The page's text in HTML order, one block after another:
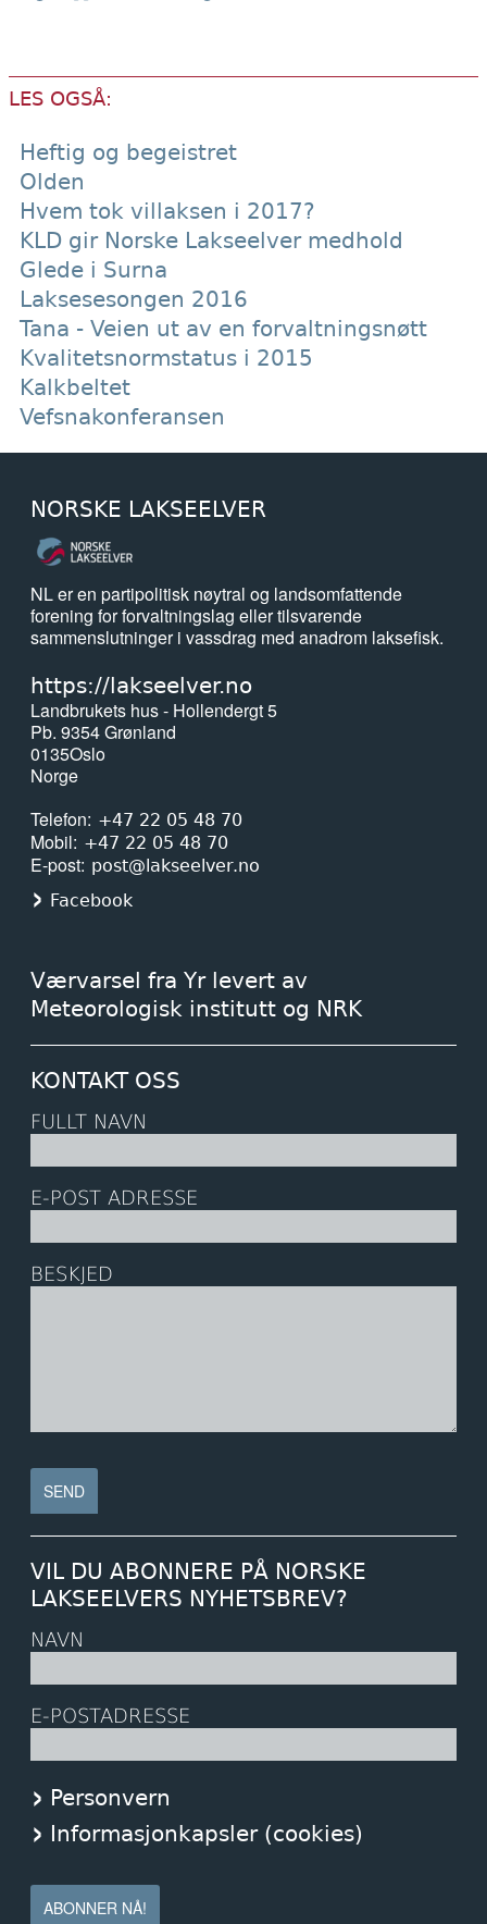
LES OGSÅ:
Heftig og begeistret
Olden
Hvem tok villaksen i 2017?
KLD gir Norske Lakseelver medhold
Glede i Surna
Laksesesongen 2016
Tana - Veien ut av en forvaltningsnøtt
Kvalitetsnormstatus i 2015
Kalkbeltet
Vefsnakonferansen
NORSKE LAKSEELVER
NL er en partipolitisk nøytral og landsomfattende
forening for forvaltningslag eller tilsvarende
sammenslutninger i vassdrag med anadrom laksefisk.
https://lakseelver.no
Landbrukets hus - Hollendergt 5
Pb. 9354 Grønland
0135Oslo
Norge
Telefon
+47 22 05 48 70
Mobil +47 22 05 48 70
E-post post@lakseelver.no
Facebook
Værvarsel fra Yr levert av
Meteorologisk institutt og NRK
KONTAKT OSS
FULLT NAVN
E-POST ADRESSE
BESKJED
VIL DU ABONNERE PÅ NORSKE
LAKSEELVERS NYHETSBREV?
NAVN
E-POSTADRESSE
Personvern
Informasjonkapsler (cookies)